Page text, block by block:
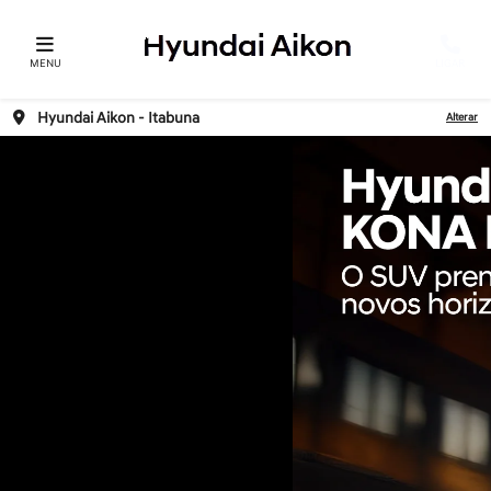
MENU
Hyundai Aikon - Itabuna Alterar